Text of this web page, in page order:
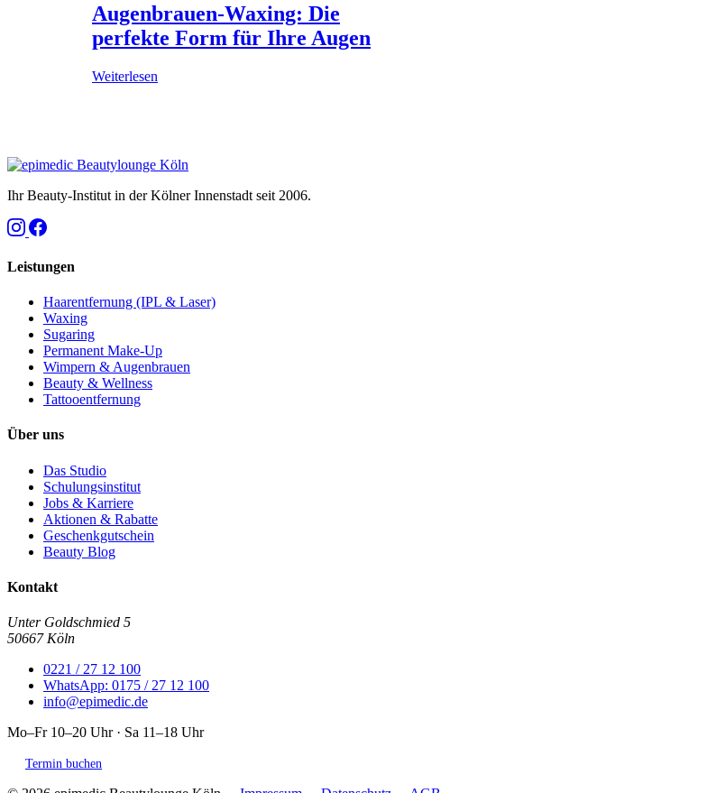
Augenbrauen-Waxing: Die
perfekte Form für Ihre Augen
Weiterlesen
Ihr Beauty-Institut in der Kölner Innenstadt seit 2006.
Leistungen
Haarentfernung (IPL & Laser)
Waxing
Sugaring
Permanent Make-Up
Wimpern & Augenbrauen
Beauty & Wellness
Tattooentfernung
Über uns
Das Studio
Schulungsinstitut
Jobs & Karriere
Aktionen & Rabatte
Geschenkgutschein
Beauty Blog
Kontakt
Unter Goldschmied 5
50667 Köln
0221 / 27 12 100
WhatsApp: 0175 / 27 12 100
info@epimedic.de
Mo–Fr 10–20 Uhr · Sa 11–18 Uhr
Termin buchen